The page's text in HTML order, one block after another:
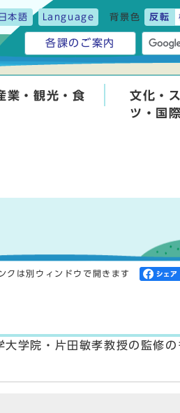
本語 Language 背景色 反転
各課のご案内
業・観光・食
文化・
ツ・国
クは別ウィンドウで開きます
学院・片田敏孝教授の監修